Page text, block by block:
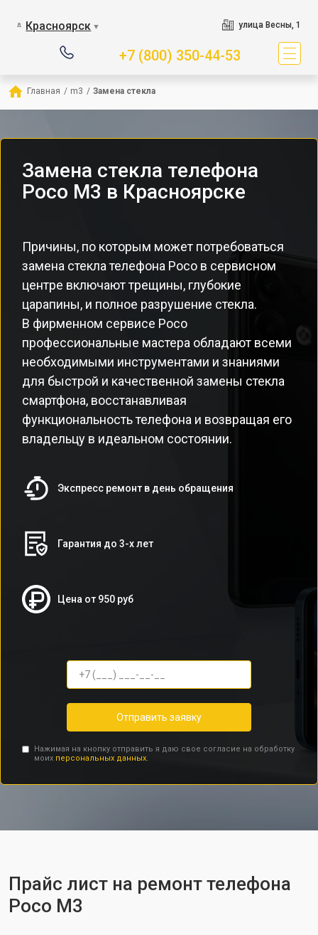
Красноярск ▼ улица Весны, 1
+7 (800) 350-44-53
Главная / m3 / Замена стекла
Замена стекла телефона
Poco M3 в Красноярске
Причины, по которым может потребоваться
замена стекла телефона Poco в сервисном
центре включают трещины, глубокие
царапины, и полное разрушение стекла.
В фирменном сервисе Poco
профессиональные мастера обладают всеми
необходимыми инструментами и знаниями
для быстрой и качественной замены стекла
смартфона, восстанавливая
функциональность телефона и возвращая его
владельцу в идеальном состоянии.
Экспресс ремонт в день обращения
Гарантия до 3-х лет
Цена от 950 руб
Отправить заявку
Нажимая на кнопку отправить я даю свое согласие на обработку
моих персональных данных.
Прайс лист на ремонт телефона
Poco M3